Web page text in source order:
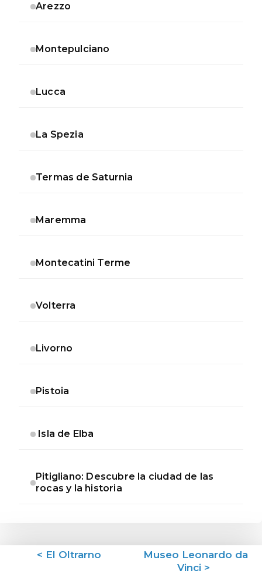
< El Oltrarno
Museo Leonardo da
Vinci >
Arezzo
Montepulciano
Lucca
La Spezia
Termas de Saturnia
Maremma
Montecatini Terme
Volterra
Livorno
Pistoia
Isla de Elba
Pitigliano: Descubre la ciudad de las
rocas y la historia